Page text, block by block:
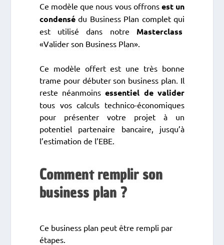
Ce modèle que nous vous offrons est un
condensédu Business Plan complet qui
est utilisé dans notre Masterclass
«Valider son Business Plan».
Ce modèle offert est une très bonne
trame pour débuter son business plan. Il
reste néanmoinsessentiel de valider
tous vos calculs technico-économiques
pour présenter votre projet à un
potentiel partenaire bancaire, jusqu’à
l’estimation de l’EBE.
Comment remplir son
business plan ?
Ce business plan peut être rempli par
étapes.